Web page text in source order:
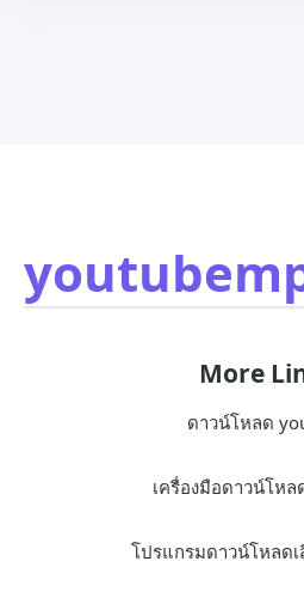
More
ดาวน์โหลด
เครื่องมือดาวน์โหล
โปรแกรมดาวน์โหลดเ